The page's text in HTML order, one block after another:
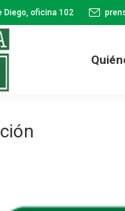
Diego, oficina 102